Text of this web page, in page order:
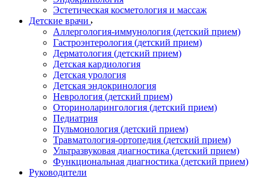
Эстетическая косметология и массаж
Детские врачи
Аллергология-иммунология (детский прием)
Гастроэнтерология (детский прием)
Дерматология (детский прием)
Детская кардиология
Детская урология
Детская эндокринология
Неврология (детский прием)
Оториноларингология (детский прием)
Педиатрия
Пульмонология (детский прием)
Травматология-ортопедия (детский прием)
Ультразвуковая диагностика (детский прием)
Функциональная диагностика (детский прием)
Руководители